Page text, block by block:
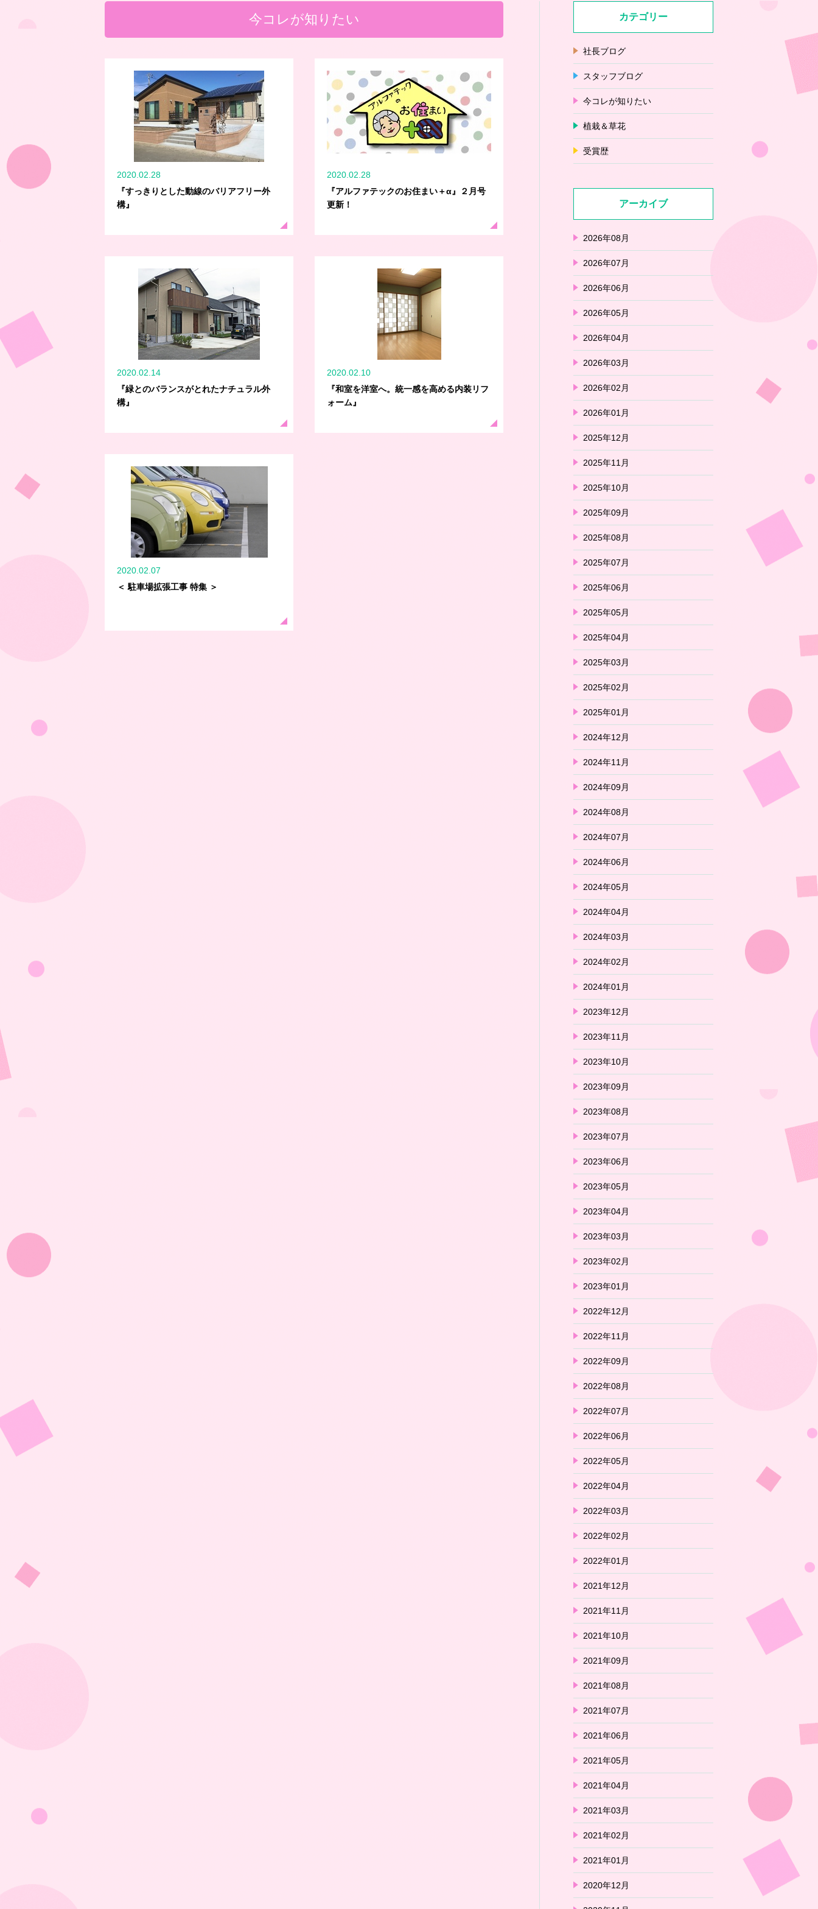
今コレが知りたい
2020.02.28
『すっきりとした動線のバリアフリー外
構』
2020.02.28
『アルファテックのお住まい＋α』２月号
更新！
2020.02.14
『緑とのバランスがとれたナチュラル外
構』
2020.02.10
『和室を洋室へ。統一感を高める内装リフ
ォーム』
2020.02.07
＜ 駐車場拡張工事 特集 ＞
カテゴリー
社長ブログ
スタッフブログ
今コレが知りたい
植栽＆草花
受賞歴
アーカイブ
2026年08月
2026年07月
2026年06月
2026年05月
2026年04月
2026年03月
2026年02月
2026年01月
2025年12月
2025年11月
2025年10月
2025年09月
2025年08月
2025年07月
2025年06月
2025年05月
2025年04月
2025年03月
2025年02月
2025年01月
2024年12月
2024年11月
2024年09月
2024年08月
2024年07月
2024年06月
2024年05月
2024年04月
2024年03月
2024年02月
2024年01月
2023年12月
2023年11月
2023年10月
2023年09月
2023年08月
2023年07月
2023年06月
2023年05月
2023年04月
2023年03月
2023年02月
2023年01月
2022年12月
2022年11月
2022年09月
2022年08月
2022年07月
2022年06月
2022年05月
2022年04月
2022年03月
2022年02月
2022年01月
2021年12月
2021年11月
2021年10月
2021年09月
2021年08月
2021年07月
2021年06月
2021年05月
2021年04月
2021年03月
2021年02月
2021年01月
2020年12月